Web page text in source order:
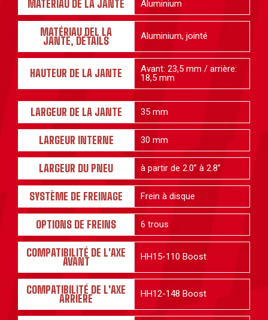
MATÉRIAU DE LA JANTE Aluminium
MATÉRIAU DEL LA
JANTE, DÉTAILS Aluminium, jointé
HAUTEUR DE LA JANTE
Avant: 23,5 mm / arrière:
18,5 mm
LARGEUR DE LA JANTE 35 mm
LARGEUR INTERNE 30 mm
LARGEUR DU PNEU à partir de 2.0” à 2.8”
SYSTÈME DE FREINAGE Frein à disque
OPTIONS DE FREINS 6 trous
COMPATIBILITÉ DE L'AXE
AVANT HH15-110 Boost
COMPATIBILITÉ DE L'AXE
ARRIERE HH12-148 Boost